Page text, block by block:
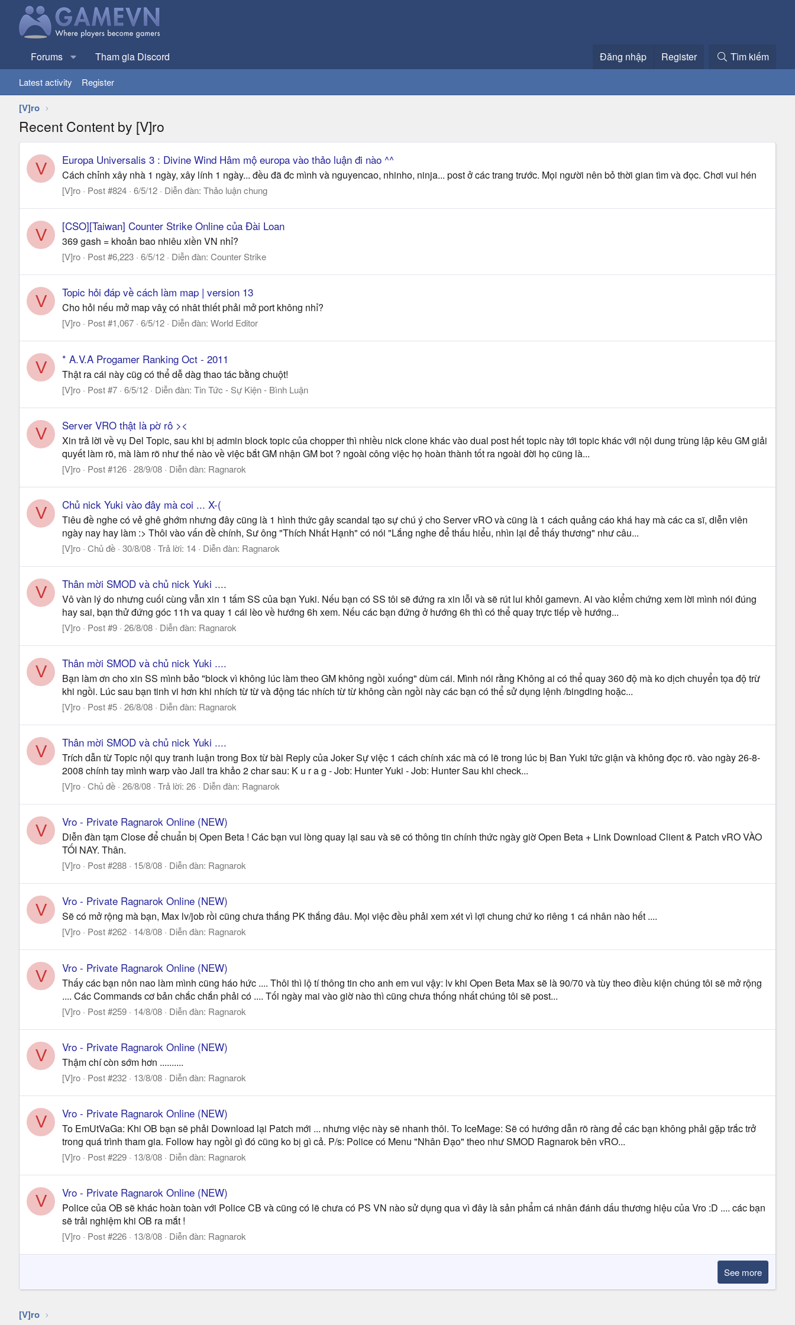
Forums Tham gia Discord Đăng nhập Register Tìm kiếm
Latest activity Register
[V]ro
Recent Content by [V]ro
V Europa Universalis 3 : Divine Wind Hâm mộ europa vào thảo luận đi nào ^^
Cách chỉnh xây nhà 1 ngày, xây lính 1 ngày... đều đã đc mình và nguyencao, nhinho, ninja... post ở các trang trước. Mọi người nên bỏ thời gian tìm và đọc. Chơi vui hén
[V]ro Post #824 6/5/12 Diễn đàn: Thảo luận chung
V [CSO][Taiwan] Counter Strike Online của Đài Loan
369 gash = khoản bao nhiêu xiền VN nhỉ?
[V]ro Post #6,223 6/5/12 Diễn đàn: Counter Strike
V Topic hỏi đáp về cách làm map | version 13
Cho hỏi nếu mở map vâỵ có nhât thiết phải mở port không nhỉ?
[V]ro Post #1,067 6/5/12 Diễn đàn: World Editor
V * A.V.A Progamer Ranking Oct - 2011
Thật ra cái này cũg có thể dễ dàg thao tác bằng chuột!
[V]ro Post #7 6/5/12 Diễn đàn: Tin Tức - Sự Kiện - Bình Luận
V Server VRO thật là pờ rô ><
Xin trả lời về vụ Del Topic, sau khi bị admin block topic của chopper thì nhiều nick clone khác vào dual post hết topic này tới topic khác với nội dung trùng lập kêu GM giải
quyết làm rõ, mà làm rõ như thế nào về việc bắt GM nhận GM bot ? ngoài công việc họ hoàn thành tốt ra ngoài đời họ cũng là...
[V]ro Post #126 28/9/08 Diễn đàn: Ragnarok
V Chủ nick Yuki vào đây mà coi ... X-(
Tiêu đề nghe có vẻ ghê ghớm nhưng đây cũng là 1 hình thức gây scandal tạo sự chú ý cho Server vRO và cũng là 1 cách quảng cáo khá hay mà các ca sĩ, diễn viên
ngày nay hay làm :> Thôi vào vấn đề chính, Sư ông "Thích Nhất Hạnh" có nói "Lắng nghe để thấu hiểu, nhìn lại để thấy thương" như câu...
[V]ro Chủ đề 30/8/08 Trả lời: 14 Diễn đàn: Ragnarok
V Thân mời SMOD và chủ nick Yuki ....
Vô vàn lý do nhưng cuối cùng vẫn xin 1 tấm SS của bạn Yuki. Nếu bạn có SS tôi sẽ đứng ra xin lỗi và sẽ rút lui khỏi gamevn. Ai vào kiểm chứng xem lời mình nói đúng
hay sai, bạn thử đứng góc 11h va quay 1 cái lèo về hướng 6h xem. Nếu các bạn đứng ở hướng 6h thì có thể quay trực tiếp về hướng...
[V]ro Post #9 26/8/08 Diễn đàn: Ragnarok
V Thân mời SMOD và chủ nick Yuki ....
Bạn làm ơn cho xin SS mình bảo "block vì không lúc làm theo GM không ngồi xuống" dùm cái. Mình nói rằng Không ai có thể quay 360 độ mà ko dịch chuyển tọa độ trừ
khi ngồi. Lúc sau bạn tinh vi hơn khi nhích từ từ và động tác nhích từ từ không cần ngồi này các bạn có thể sử dụng lệnh /bingding hoặc...
[V]ro Post #5 26/8/08 Diễn đàn: Ragnarok
V Thân mời SMOD và chủ nick Yuki ....
Trích dẫn từ Topic nội quy tranh luận trong Box từ bài Reply của Joker Sự việc 1 cách chính xác mà có lẽ trong lúc bị Ban Yuki tức giận và không đọc rõ. vào ngày 26-8-
2008 chính tay mình warp vào Jail tra khảo 2 char sau: K u r a g - Job: Hunter Yuki - Job: Hunter Sau khi check...
[V]ro Chủ đề 26/8/08 Trả lời: 26 Diễn đàn: Ragnarok
V Vro - Private Ragnarok Online (NEW)
Diễn đàn tạm Close để chuẩn bị Open Beta ! Các bạn vui lòng quay lại sau và sẽ có thông tin chính thức ngày giờ Open Beta + Link Download Client & Patch vRO VÀO
TỐI NAY. Thân.
[V]ro Post #288 15/8/08 Diễn đàn: Ragnarok
V Vro - Private Ragnarok Online (NEW)
Sẽ có mở rộng mà bạn, Max lv/job rồi cũng chưa thắng PK thắng đâu. Mọi việc đều phải xem xét vì lợi chung chứ ko riêng 1 cá nhân nào hết ....
[V]ro Post #262 14/8/08 Diễn đàn: Ragnarok
V Vro - Private Ragnarok Online (NEW)
Thấy các bạn nôn nao làm mình cũng háo hức .... Thôi thì lộ tí thông tin cho anh em vui vậy: lv khi Open Beta Max sẽ là 90/70 và tùy theo điều kiện chúng tôi sẽ mở rộng
.... Các Commands cơ bản chắc chắn phải có .... Tối ngày mai vào giờ nào thì cũng chưa thống nhất chúng tôi sẽ post...
[V]ro Post #259 14/8/08 Diễn đàn: Ragnarok
V Vro - Private Ragnarok Online (NEW)
Thậm chí còn sớm hơn ..........
[V]ro Post #232 13/8/08 Diễn đàn: Ragnarok
V Vro - Private Ragnarok Online (NEW)
To EmUtVaGa: Khi OB bạn sẽ phải Download lại Patch mới ... nhưng việc này sẽ nhanh thôi. To IceMage: Sẽ có hướng dẫn rõ ràng để các bạn không phải gặp trắc trở
trong quá trình tham gia. Follow hay ngồi gì đó cũng ko bị gì cả. P/s: Police có Menu "Nhân Đạo" theo như SMOD Ragnarok bên vRO...
[V]ro Post #229 13/8/08 Diễn đàn: Ragnarok
V Vro - Private Ragnarok Online (NEW)
Police của OB sẽ khác hoàn toàn với Police CB và cũng có lẽ chưa có PS VN nào sử dụng qua vì đây là sản phẩm cá nhân đánh dấu thương hiệu của Vro :D .... các bạn
sẽ trải nghiệm khi OB ra mắt !
[V]ro Post #226 13/8/08 Diễn đàn: Ragnarok
See more
[V]ro